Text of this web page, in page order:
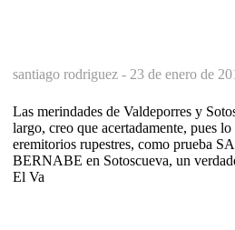
santiago rodriguez - 23 de enero de
Las merindades de Valdeporres y
largo, creo que acertadamente, pues
eremitorios rupestres, como prueba
BERNABE en Sotoscueva, un
El Va